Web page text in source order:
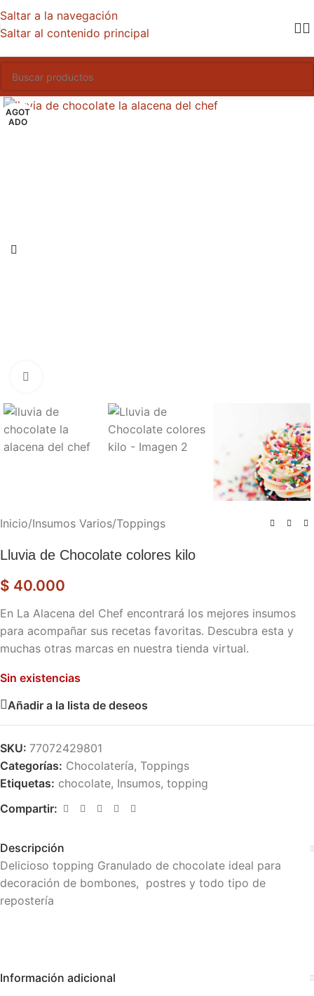
Saltar a la navegación
Saltar al contenido principal
AGOT
ADO
Inicio/Insumos Varios/Toppings
Lluvia de Chocolate colores kilo
$ 40.000
En La Alacena del Chef encontrará los mejores insumos
para acompañar sus recetas favoritas. Descubra esta y
muchas otras marcas en nuestra tienda virtual.
Sin existencias
Añadir a la lista de deseos
SKU: 77072429801
Categorías: Chocolatería, Toppings
Etiquetas: chocolate, Insumos, topping
Compartir:
Descripción
Delicioso topping Granulado de chocolate ideal para
decoración de bombones, postres y todo tipo de
repostería
Información adicional